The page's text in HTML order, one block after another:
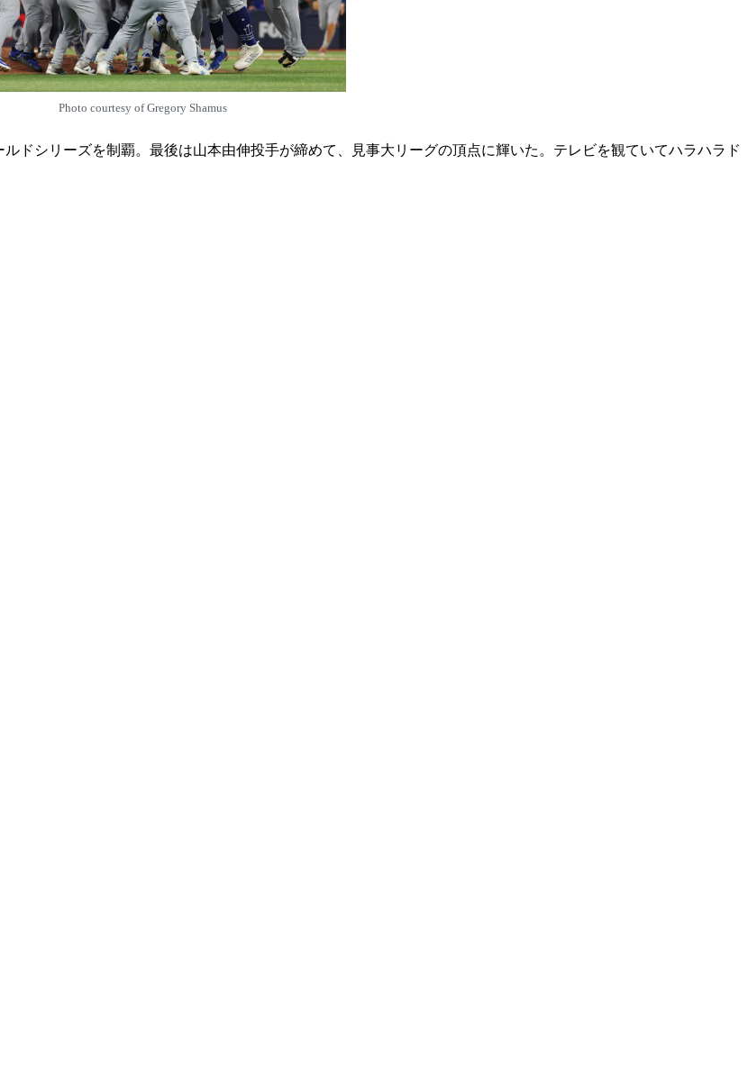
Photo courtesy of Gregory Shamus
ドシリーズを制覇。最後は山本由伸投手が締めて、見事大リーグの頂点に輝いた。テレビを観ていてハラハラド